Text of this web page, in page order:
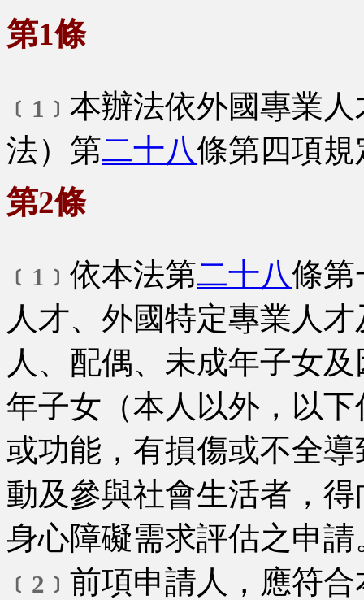
第1條
﹝1﹞ 本辦法依外國專業
法）第二十八條第四項
第2條
﹝1﹞ 依本法第二十八條第
人才、外國特定專業人
人、配偶、未成年子女
年子女（本人以外，以
或功能，有損傷或不全
動及參與社會生活者，
身心障礙需求評估之申請
﹝2﹞ 前項申請人，應符合